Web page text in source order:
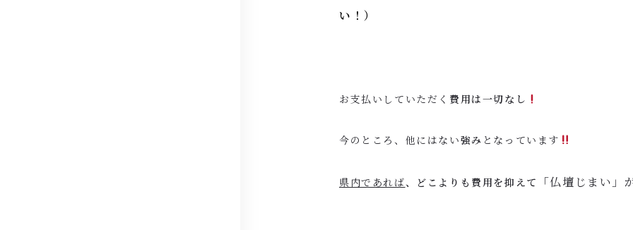
い！）
お支払いしていただく 費用は一切なし
今のところ、他にはない強み となっています
県内であれば、どこよりも費用を抑えて 「仏壇じまい」